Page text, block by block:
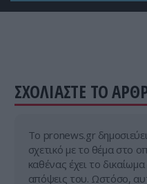
ΣΧΟΛΙΑΣΤΕ ΤΟ
Tο pronews.gr
σχετικό με το θέμα στο
καθένας έχει το
απόψεις του. Ωστόσο,